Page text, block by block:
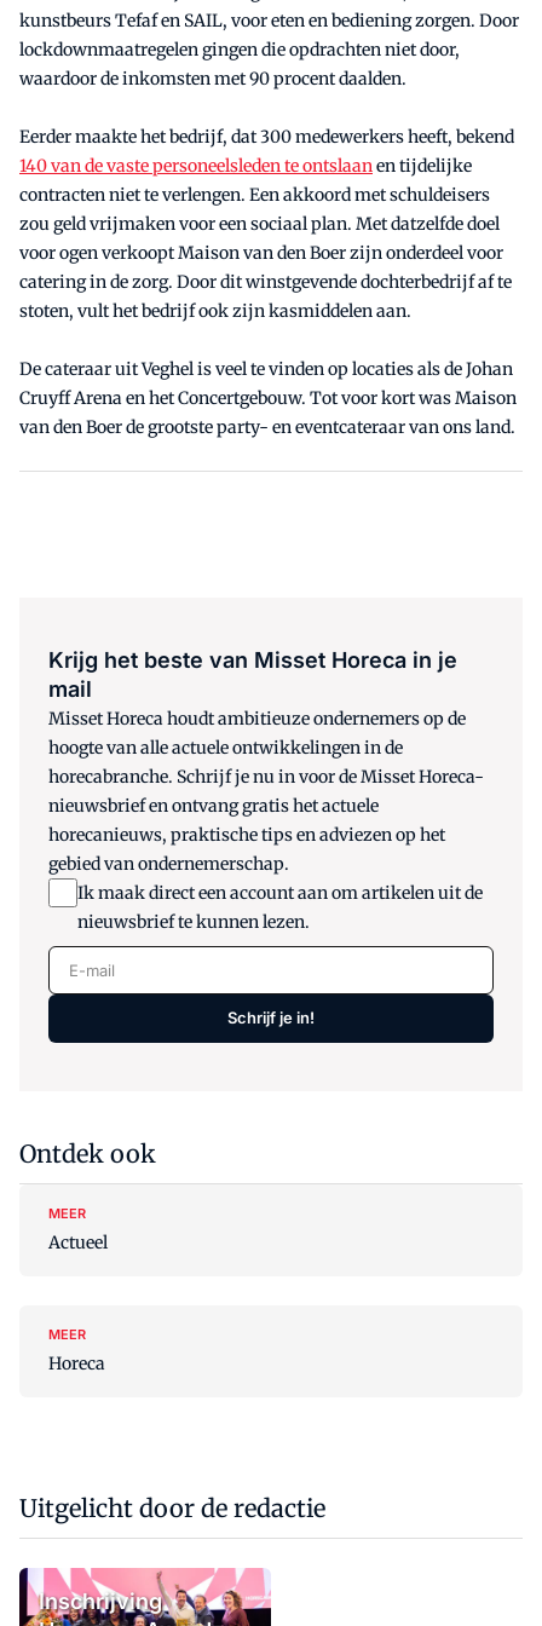
kunstbeurs Tefaf en SAIL, voor eten en bediening zorgen. Door
lockdownmaatregelen gingen die opdrachten niet door,
waardoor de inkomsten met 90 procent daalden.
Eerder maakte het bedrijf, dat 300 medewerkers heeft, bekend
140 van de vaste personeelsleden te ontslaanen tijdelijke
contracten niet te verlengen. Een akkoord met schuldeisers
zou geld vrijmaken voor een sociaal plan. Met datzelfde doel
voor ogen verkoopt Maison van den Boer zijn onderdeel voor
catering in de zorg. Door dit winstgevende dochterbedrijf af te
stoten, vult het bedrijf ook zijn kasmiddelen aan.
De cateraar uit Veghel is veel te vinden op locaties als de Johan
Cruyff Arena en het Concertgebouw. Tot voor kort was Maison
van den Boer de grootste party- en eventcateraar van ons land.
Krijg het beste van Misset Horeca in je
mail
Misset Horeca houdt ambitieuze ondernemers op de
hoogte van alle actuele ontwikkelingen in de
horecabranche. Schrijf je nu in voor de Misset Horeca-
nieuwsbrief en ontvang gratis het actuele
horecanieuws, praktische tips en adviezen op het
gebied van ondernemerschap.
Ik maak direct een account aan om artikelen uit de
nieuwsbrief te kunnen lezen.
E-mail
Schrijf je in!
Ontdek ook
MEER
Actueel
MEER
Horeca
Uitgelicht door de redactie
Inschrijving